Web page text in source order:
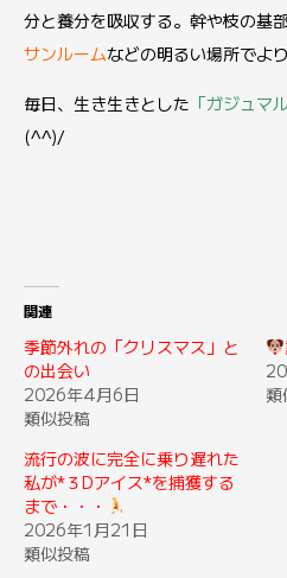
分と養分を吸収する。幹や枝の基
サンルームなどの明るい場所でよ
毎日、生き生きとした 「ガジュマル
(^^)/
関連
季節外れの「クリスマス」と
の出会い
2026年4月6日
類似投稿
流行の波に完全に乗り遅れた
私が*３Dアイス*を捕獲する
まで・・・
2026年1月21日
類似投稿